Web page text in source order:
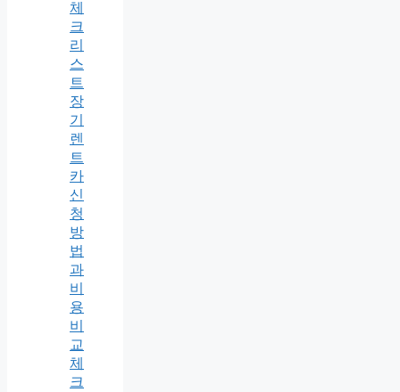
체
크
리
스
트
장
기
렌
트
카
신
청
방
법
과
비
용
비
교
체
크